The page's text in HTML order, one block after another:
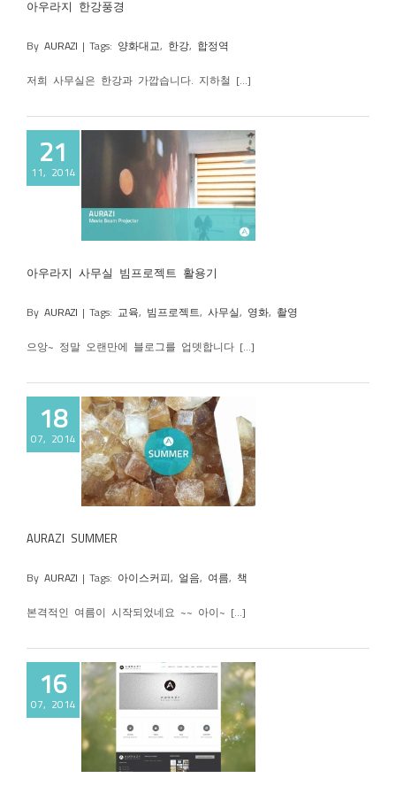
아우라지 한강풍경
By AURAZI | Tags: 양화대교 , 한강, 합정역
저희 사무실은 한강과 가깝습니다. 지하철 [...]
21
11, 2014
아우라지 사무실 빔프로젝트 활용기
By AURAZI | Tags: 교육 빔프로젝트 사무실 영화 촬영
으앙~ 정말 오랜만에 블로그를 업뎃합니다 [...]
18
07, 2014
AURAZI SUMMER
By AURAZI | Tags: 아이스커피 얼음 여름 책
본격적인 여름이 시작되었네요 ~~ 아이~ [...]
16
07, 2014